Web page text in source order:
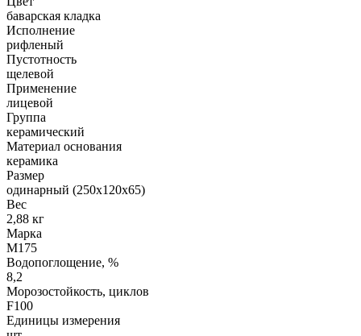
баварская кладка
Исполнение
рифленый
Пустотность
щелевой
Применение
лицевой
Группа
керамический
Материал основания
керамика
Размер
одинарный (250х120х65)
Вес
2,88 кг
Марка
М175
Водопоглощение, %
8,2
Морозостойкость, циклов
F100
Единицы измерения